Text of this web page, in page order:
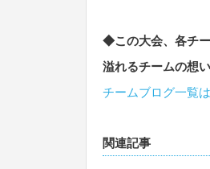
◆この大会、各チ
溢れるチームの想
チームブログ一覧
関連記事